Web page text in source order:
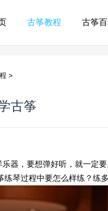
古筝教程 古筝
>
古筝
，要想弹好听，就一定要
琴过程中要怎么样练？练